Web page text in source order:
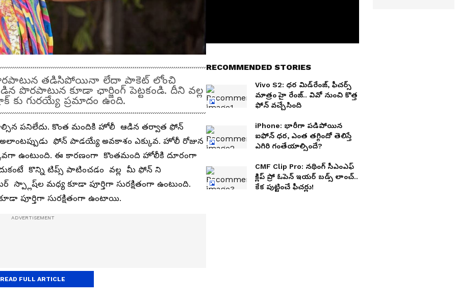
పొరపాటున తడిసిపోయినా లేదా పాకెట్ లోంచి
పొరపాటున కూడా ఛార్జింగ్‌ పెట్టకండి. దీని వల్ల
కు గురయ్యే ప్రమాదం ఉంది.
పనిలేదు. కొంత మందికి హోలీ ఆడిన తర్వాత ఫోన్
అలాంటప్పుడు ఫోన్ పాడయ్యే అవకాశం ఎక్కువ. హోలీ రోజున
ఉంటుంది. ఈ కారణంగా కొంతమంది హోలీకి దూరంగా
కొన్ని టిప్స్ పాటించడం వల్ల మీ ఫోన్ ని
మధ్య కూడా పూర్తిగా సురక్షితంగా ఉంటుంది.
పూర్తిగా సురక్షితంగా ఉంటాయి.
READ FULL ARTICLE
RECOMMENDED STORIES
Vivo S2: ధ‌ర మిడ్‌రేంజ్‌, ఫీచ‌ర్స్
మాత్రం హై రేంజ్‌.. వివో నుంచి కొత్త
ఫోన్ వ‌చ్చేసింది
iPhone: భారీగా పడిపోయిన
ఐఫోన్ ధర, ఎంత తగ్గిందో తెలిస్తే
ఎగిరి గంతేయాల్సిందే?
CMF Clip Pro: నథింగ్ సీఎంఎఫ్
క్లిప్ ప్రో ఓపెన్ ఇయర్ బడ్స్ లాంచ్..
కేక పుట్టించే ఫీచర్లు!